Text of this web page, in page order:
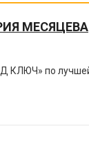
МЕСЯЦЕВА
КЛЮЧ» по